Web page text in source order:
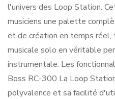
l'univers des Loop Station.
musiciens une palette
et de création en temps réel,
musicale solo en véritable
instrumentale. Les
Boss RC-300 La Loop
polyvalence et sa facilité